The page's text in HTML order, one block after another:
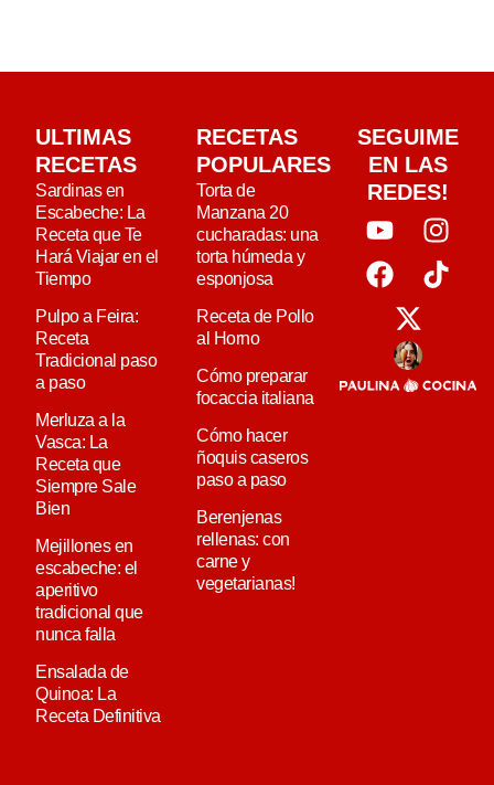
ULTIMAS
RECETAS
Sardinas en
Escabeche: La
Receta que Te
Hará Viajar en el
Tiempo
Pulpo a Feira:
Receta
Tradicional paso
a paso
Merluza a la
Vasca: La
Receta que
Siempre Sale
Bien
Mejillones en
escabeche: el
aperitivo
tradicional que
nunca falla
Ensalada de
Quinoa: La
Receta Definitiva
RECETAS
POPULARES
Torta de
Manzana 20
cucharadas: una
torta húmeda y
esponjosa
Receta de Pollo
al Horno
Cómo preparar
focaccia italiana
Cómo hacer
ñoquis caseros
paso a paso
Berenjenas
rellenas: con
carne y
vegetarianas!
SEGUIME
EN LAS
REDES!